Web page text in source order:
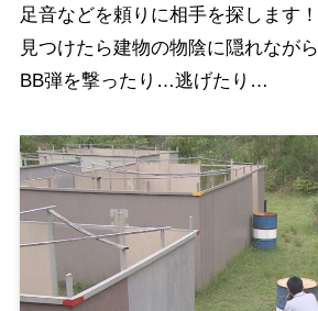
足音などを頼りに相手を探します！
見つけたら建物の物陰に隠れながら
BB弾を撃ったり…逃げたり…